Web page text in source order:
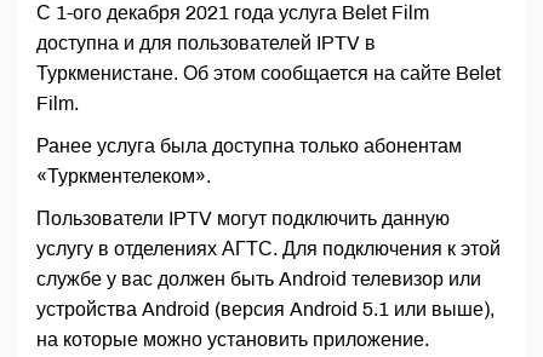
С 1-ого декабря 2021 года услуга Belet Film
доступна и для пользователей IPTV в
Туркменистане. Об этом сообщается на сайте Belet
Film.
Ранее услуга была доступна только абонентам
«Туркментелеком».
Пользователи IPTV могут подключить данную
услугу в отделениях АГТС. Для подключения к этой
службе у вас должен быть Android телевизор или
устройства Android (версия Android 5.1 или выше),
на которые можно установить приложение.